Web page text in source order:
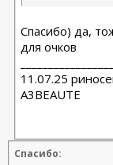
них.
Спасибо) да,
для очков
11.07.25
A3BEAUTE
Спасибо: